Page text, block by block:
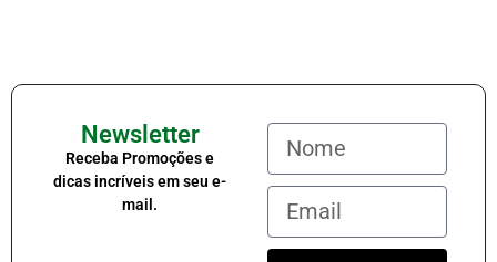
Newsletter
Receba Promoções e
dicas incríveis em seu e-
mail.